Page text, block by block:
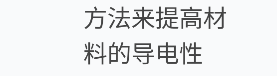
方法来提高材
料的导电性